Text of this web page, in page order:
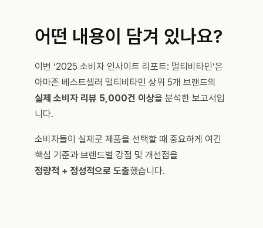
어떤 내용이 담겨 있나요?
이번 ‘2025 소비자 인사이트 리포트: 멀티비타민’은
아마존 베스트셀러 멀티비타민 상위 5개 브랜드의
실제 소비자 리뷰 5,000건 이상을 분석한 보고서입
니다.
소비자들이 실제로 제품을 선택할 때 중요하게 여긴
핵심 기준과 브랜드별 강점 및 개선점을
정량적 + 정성적으로 도출했습니다.